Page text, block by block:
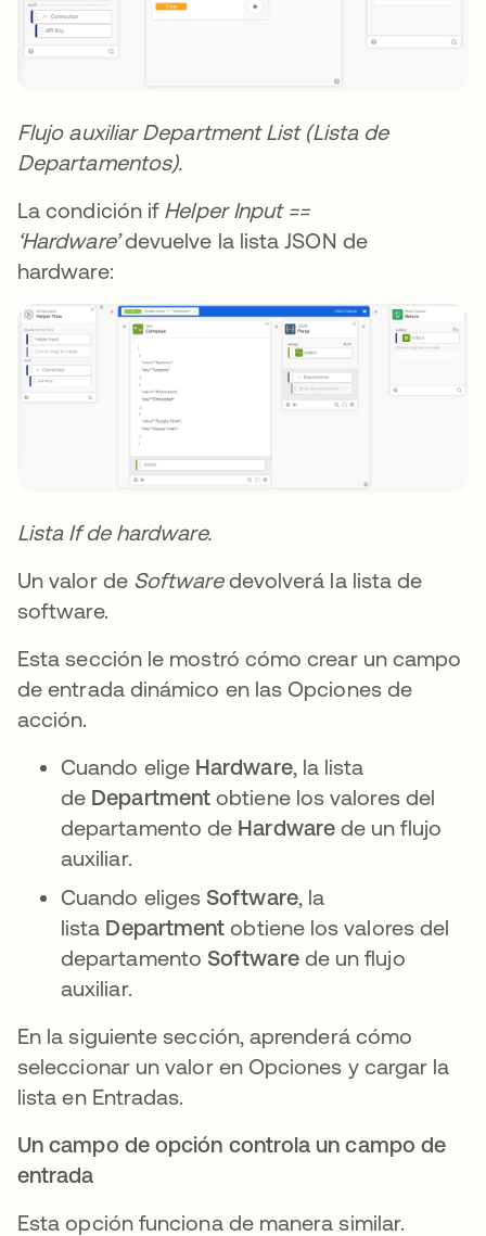
Flujo auxiliar Department List (Lista de
Departamentos).
La condición if Helper Input ==
‘Hardware’devuelve la lista JSON de
hardware:
Lista If de hardware.
Un valor de Softwaredevolverá la lista de
software.
Esta sección le mostró cómo crear un campo
de entrada dinámico en las Opciones de
acción.
Cuando elige Hardware, la lista
de Department obtiene los valores del
departamento de Hardwarede un flujo
auxiliar.
Cuando eliges Software, la
lista Department obtiene los valores del
departamento Softwarede un flujo
auxiliar.
En la siguiente sección, aprenderá cómo
seleccionar un valor en Opciones y cargar la
lista en Entradas.
Un campo de opción controla un campo de
entrada
Esta opción funciona de manera similar.